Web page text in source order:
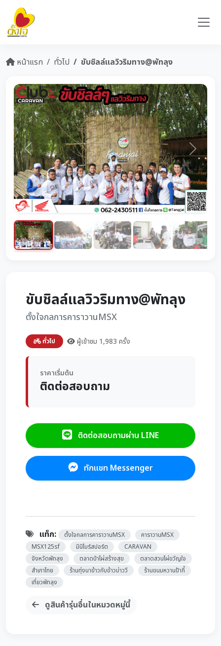
หน้าแรก ทั่วไป ขับชิลล์แลวิวริมทาง@พัทลุง
Previous Next
ขับชิลล์แลวิวริมทาง@พัทลุง
ตั้งใจกลการคาราวานMSX
ทั่วไป ผู้เข้าชม 1,983 ครั้ง
ราคาเริ่มต้น
ติดต่อสอบถาม
ติดต่อสอบถามผ่าน LINE
ทักแชท Messenger
แท็ก: ตั้งใจกลการคาราวานMSX
คาราวานMSX
MSX125sf
มินิไบร์สปอร์ต
CARAVAN
จังหวัดพัทลุง
ตลาดป่าไผ่สร้างสุข
ตลาดสวนไผ่ขวัญใจ
สำเภาไทย
ร้านทุ่งนาข้าวกับข้าวบ่าววี
ร้านขนมหวานป้ากี้
เที่ยวพัทลุง
ดูสินค้ารุ่นอื่นในหมวดหมู่นี้